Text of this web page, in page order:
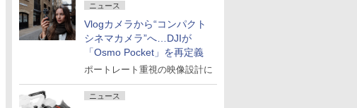
ニュース
Vlogカメラから“コンパクト
シネマカメラ”へ…DJIが
「Osmo Pocket」を再定義
ポートレート重視の映像設計に
ニュース